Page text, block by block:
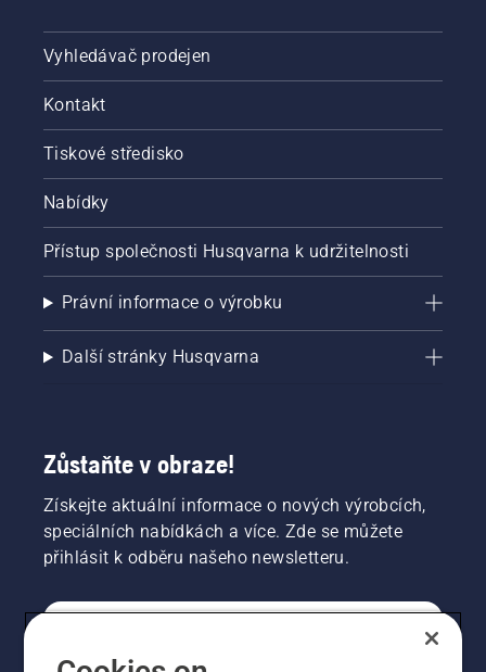
Vyhledávač prodejen
Kontakt
Tiskové středisko
Nabídky
Přístup společnosti Husqvarna k udržitelnosti
Právní informace o výrobku
Další stránky Husqvarna
Zůstaňte v obraze!
Získejte aktuální informace o nových výrobcích,
speciálních nabídkách a více. Zde se můžete
přihlásit k odběru našeho newsletteru.